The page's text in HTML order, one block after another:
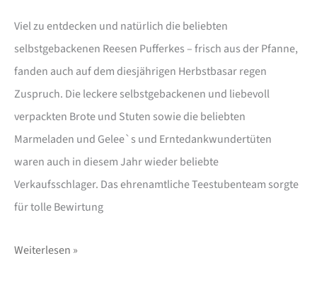
Viel zu entdecken und natürlich die beliebten
selbstgebackenen Reesen Pufferkes – frisch aus der Pfanne,
fanden auch auf dem diesjährigen Herbstbasar regen
Zuspruch. Die leckere selbstgebackenen und liebevoll
verpackten Brote und Stuten sowie die beliebten
Marmeladen und Gelee`s und Erntedankwundertüten
waren auch in diesem Jahr wieder beliebte
Verkaufsschlager. Das ehrenamtliche Teestubenteam sorgte
für tolle Bewirtung
Weiterlesen »